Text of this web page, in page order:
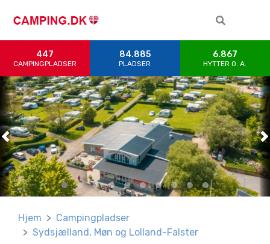
447
CAMPINGPLADSER
84.885
PLADSER
6.867
HYTTER 0. A.
Previous
Previous
Previous
Previous
Previous
Previous
Previous
Previous
Previous
Previous
Hjem
Campingpladser
Sydsjælland, Møn og Lolland-Falster